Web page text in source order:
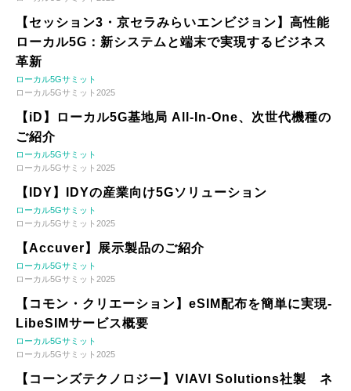
【セッション3・京セラみらいエンビジョン】高性能
ローカル5G：新システムと端末で実現するビジネス
革新
ローカル5Gサミット
ローカル5Gサミット2025
【iD】ローカル5G基地局 All-In-One、次世代機種の
ご紹介
ローカル5Gサミット
ローカル5Gサミット2025
【IDY】IDYの産業向け5Gソリューション
ローカル5Gサミット
ローカル5Gサミット2025
【Accuver】展示製品のご紹介
ローカル5Gサミット
ローカル5Gサミット2025
【コモン・クリエーション】eSIM配布を簡単に実現-
LibeSIMサービス概要
ローカル5Gサミット
ローカル5Gサミット2025
【コーンズテクノロジー】VIAVI Solutions社製 ネ